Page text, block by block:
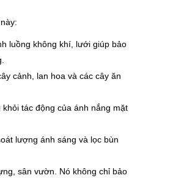
luồng không khí, lưới giúp bảo
cảnh, lan hoa và các cây ăn
tác động của ánh nắng mặt
lượng ánh sáng và lọc bùn
sân vườn. Nó không chỉ bảo